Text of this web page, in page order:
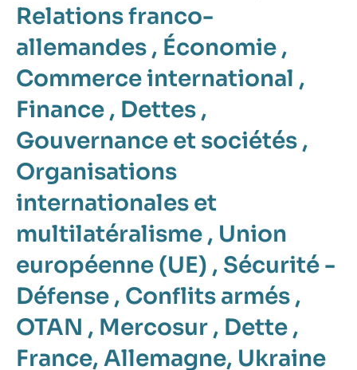
Relations franco-
allemandes , Économie ,
Commerce international ,
Finance , Dettes ,
Gouvernance et sociétés ,
Organisations
internationales et
multilatéralisme , Union
européenne (UE) , Sécurité -
Défense , Conflits armés ,
OTAN , Mercosur , Dette ,
France, Allemagne, Ukraine